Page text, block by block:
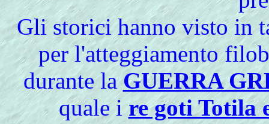
Gli storici hanno visto in
per l'atteggiamento
durante laGUERRA
quale ire goti Totila